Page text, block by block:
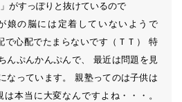
がすっぽりと抜けているので
娘の脳には定着していないようで
で心配でたまらないです（ＴＴ） 特
んぷんかんぷんで、 最近は問題を見
なっています。 親塾ってのは子供は
本当に大変なんですよね・・・。